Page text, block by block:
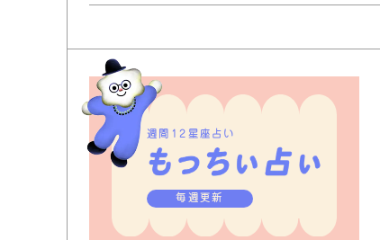
週間12星座占い
毎週更新